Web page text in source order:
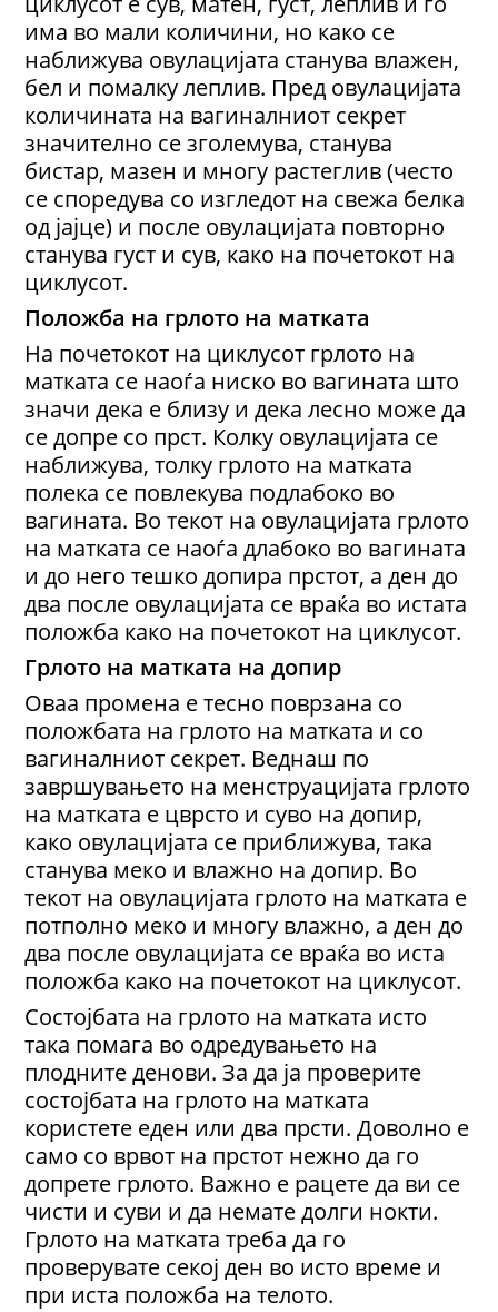
има во мали количини, но како се
наближува овулацијата станува влажен,
бел и помалку леплив. Пред овулацијата
количината на вагиналниот секрет
значително се зголемува, станува
бистар, мазен и многу растеглив (често
се споредува со изгледот на свежа белка
од јајце) и после овулацијата повторно
станува густ и сув, како на почетокот на
циклусот.
Положба на грлото на матката
На почетокот на циклусот грлото на
матката се наоѓа ниско во вагината што
значи дека е близу и дека лесно може да
се допре со прст. Колку овулацијата се
наближува, толку грлото на матката
полека се повлекува подлабоко во
вагината. Во текот на овулацијата грлото
на матката се наоѓа длабоко во вагината
и до него тешко допира прстот, а ден до
два после овулацијата се враќа во истата
положба како на почетокот на циклусот.
Грлото на матката на допир
Оваа промена е тесно поврзана со
положбата на грлото на матката и со
вагиналниот секрет. Веднаш по
завршувањето на менструацијата грлото
на матката е цврсто и суво на допир,
како овулацијата се приближува, така
станува меко и влажно на допир. Во
текот на овулацијата грлото на матката е
потполно меко и многу влажно, а ден до
два после овулацијата се враќа во иста
положба како на почетокот на циклусот.
Состојбата на грлото на матката исто
така помага во одредувањето на
плодните денови. За да ја проверите
состојбата на грлото на матката
користете еден или два прсти. Доволно е
само со врвот на прстот нежно да го
допрете грлото. Важно е рацете да ви се
чисти и суви и да немате долги нокти.
Грлото на матката треба да го
проверувате секој ден во исто време и
при иста положба на телото.